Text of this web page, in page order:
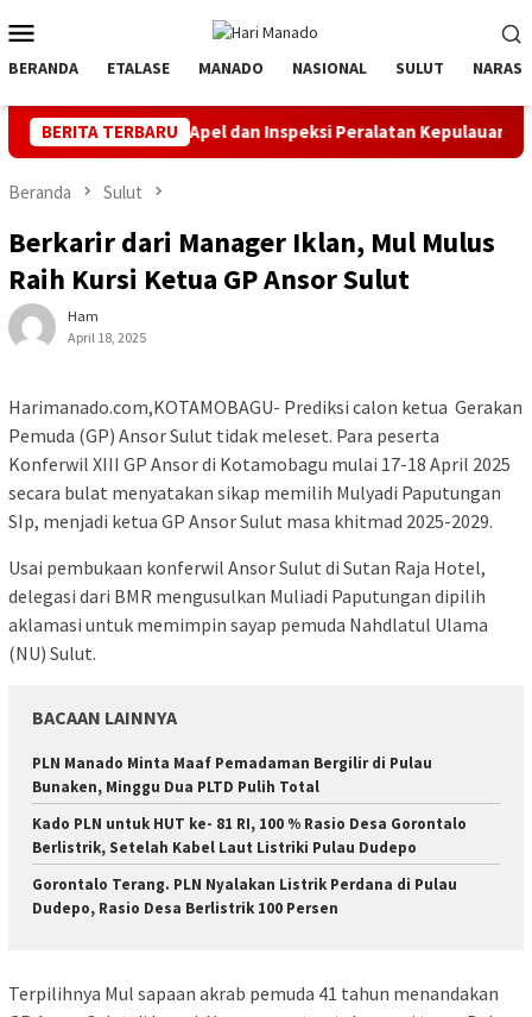
ke
kontenMobile
BERANDA ETALASE MANADO NASIONAL SULUT NARASI
BERITA TERBARU
Gelar Apel dan Inspeksi Peralatan Kepulauan Nusa Utara
Beranda Sulut
Berkarir dari Manager Iklan, Mul Mulus
Raih Kursi Ketua GP Ansor Sulut
Ham
April 18, 2025
Harimanado.com,KOTAMOBAGU- Prediksi calon ketua Gerakan
Pemuda (GP) Ansor Sulut tidak meleset. Para peserta
Konferwil XIII GP Ansor di Kotamobagu mulai 17-18 April 2025
secara bulat menyatakan sikap memilih Mulyadi Paputungan
SIp, menjadi ketua GP Ansor Sulut masa khitmad 2025-2029.
Usai pembukaan konferwil Ansor Sulut di Sutan Raja Hotel,
delegasi dari BMR mengusulkan Muliadi Paputungan dipilih
aklamasi untuk memimpin sayap pemuda Nahdlatul Ulama
(NU) Sulut.
BACAAN LAINNYA
PLN Manado Minta Maaf Pemadaman Bergilir di Pulau
Bunaken, Minggu Dua PLTD Pulih Total
Kado PLN untuk HUT ke- 81 RI, 100 % Rasio Desa Gorontalo
Berlistrik, Setelah Kabel Laut Listriki Pulau Dudepo
Gorontalo Terang. PLN Nyalakan Listrik Perdana di Pulau
Dudepo, Rasio Desa Berlistrik 100 Persen
Terpilihnya Mul sapaan akrab pemuda 41 tahun menandakan